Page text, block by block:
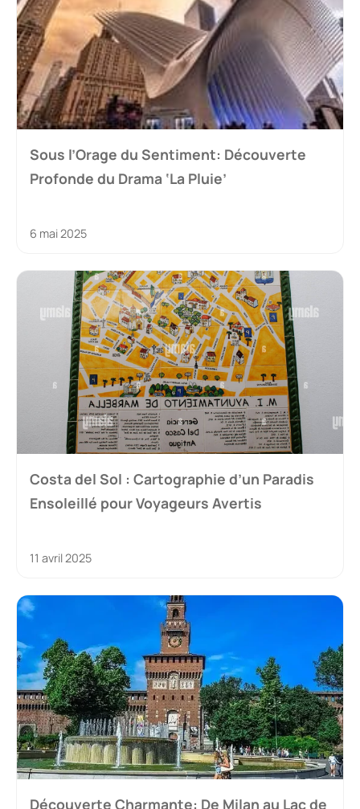
Sous l’Orage du Sentiment: Découverte
Profonde du Drama ‘La Pluie’
6 mai 2025
Costa del Sol : Cartographie d’un Paradis
Ensoleillé pour Voyageurs Avertis
11 avril 2025
Découverte Charmante: De Milan au Lac de